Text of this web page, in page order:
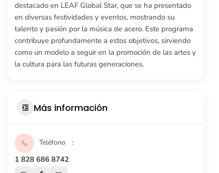
destacado en LEAF Global Star, que se ha presentado
en diversas festividades y eventos, mostrando su
talento y pasión por la música de acero. Este programa
contribuye profundamente a estos objetivos, sirviendo
como un modelo a seguir en la promoción de las artes y
la cultura para las futuras generaciones.
Más información
Teléfono
1 828 686 8742